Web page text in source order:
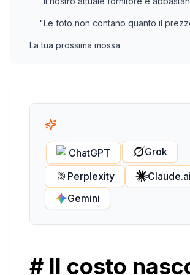
"Le foto non contano quanto il
La tua prossima mossa
ChatGPT
Grok
Perplexity
Claude.ai
Gemini
# Il costo